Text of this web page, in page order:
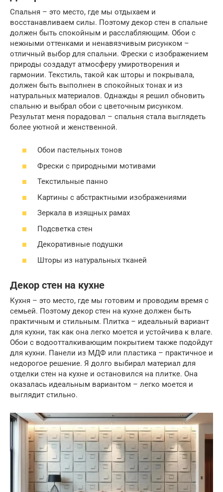
Спальня – это место, где мы отдыхаем и
восстанавливаем силы. Поэтому декор стен в спальне
должен быть спокойным и расслабляющим. Обои с
нежными оттенками и ненавязчивым рисунком –
отличный выбор для спальни. Фрески с изображением
природы создадут атмосферу умиротворения и
гармонии. Текстиль, такой как шторы и покрывала,
должен быть выполнен в спокойных тонах и из
натуральных материалов. Однажды я решил обновить
спальню и выбрал обои с цветочным рисунком.
Результат меня порадовал – спальня стала выглядеть
более уютной и женственной.
Обои пастельных тонов
Фрески с природными мотивами
Текстильные панно
Картины с абстрактными изображениями
Зеркала в изящных рамах
Подсветка стен
Декоративные подушки
Шторы из натуральных тканей
Декор стен на кухне
Кухня – это место, где мы готовим и проводим время с
семьей. Поэтому декор стен на кухне должен быть
практичным и стильным. Плитка – идеальный вариант
для кухни, так как она легко моется и устойчива к влаге.
Обои с водоотталкивающим покрытием также подойдут
для кухни. Панели из МДФ или пластика – практичное и
недорогое решение. Я долго выбирал материал для
отделки стен на кухне и остановился на плитке. Она
оказалась идеальным вариантом – легко моется и
выглядит стильно.